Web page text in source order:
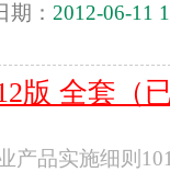
期： 2012-06-11
版 全套（
产品实施细则